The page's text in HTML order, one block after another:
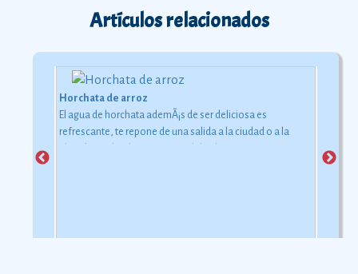
Artículos relacionados
Horchata de arroz
El agua de horchata ademÃ¡s de ser deliciosa es
refrescante, te repone de una salida a la ciudad o a la